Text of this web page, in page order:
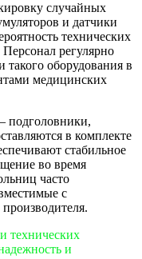
случайных
и датчики
технических
регулярно
такого оборудования в
медицинских
подголовники,
в комплекте
стабильное
во время
часто
с
технических
и